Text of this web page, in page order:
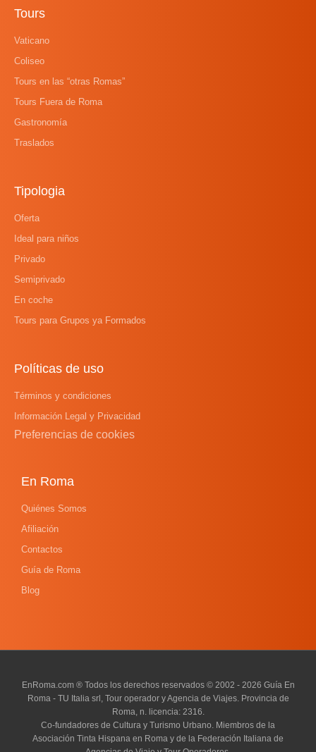
Tours
Vaticano
Coliseo
Tours en las “otras Romas”
Tours Fuera de Roma
Gastronomía
Traslados
Tipologia
Oferta
Ideal para niños
Privado
Semiprivado
En coche
Tours para Grupos ya Formados
Políticas de uso
Términos y condiciones
Información Legal y Privacidad
Preferencias de cookies
En Roma
Quiénes Somos
Afiliación
Contactos
Guía de Roma
Blog
EnRoma.com ® Todos los derechos reservados © 2002 - 2026 Guía En
Roma - TU Italia srl, Tour operador y Agencia de Viajes. Provincia de
Roma, n. licencia: 2316.
Co-fundadores de Cultura y Turismo Urbano. Miembros de la
Asociación Tinta Hispana en Roma y de la Federación Italiana de